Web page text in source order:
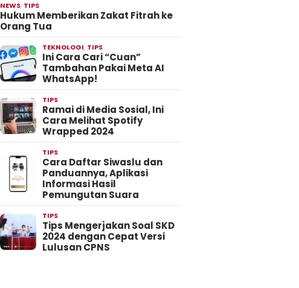
NEWS, TIPS
Hukum Memberikan Zakat Fitrah ke
Orang Tua
TEKNOLOGI, TIPS
Ini Cara Cari “Cuan”
Tambahan Pakai Meta AI
WhatsApp!
TIPS
Ramai di Media Sosial, Ini
Cara Melihat Spotify
Wrapped 2024
TIPS
Cara Daftar Siwaslu dan
Panduannya, Aplikasi
Informasi Hasil
Pemungutan Suara
TIPS
Tips Mengerjakan Soal SKD
2024 dengan Cepat Versi
Lulusan CPNS